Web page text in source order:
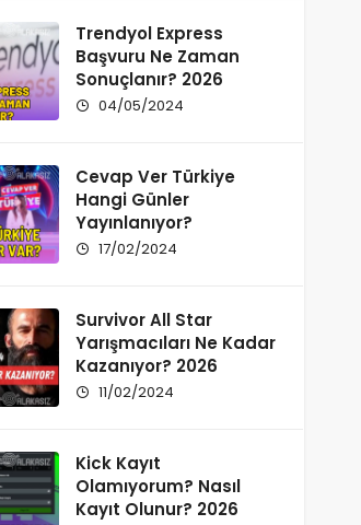
Trendyol Express
Başvuru Ne Zaman
Sonuçlanır? 2026
04/05/2024
Cevap Ver Türkiye
Hangi Günler
Yayınlanıyor?
17/02/2024
Survivor All Star
Yarışmacıları Ne Kadar
Kazanıyor? 2026
11/02/2024
Kick Kayıt
Olamıyorum? Nasıl
Kayıt Olunur? 2026